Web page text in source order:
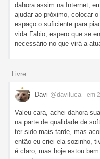
dahora assim na Internet,
ajudar ao próximo, colocar
espaço o suficiente para
vida Fabio, espero que se
necessário no que virá a
Livre
Davi @daviluca - em
Valeu cara, achei dahora
na parte de qualidade de
ter sido mais tarde, mas
então eu criei ela sozinho,
é claro, mas hoje estou